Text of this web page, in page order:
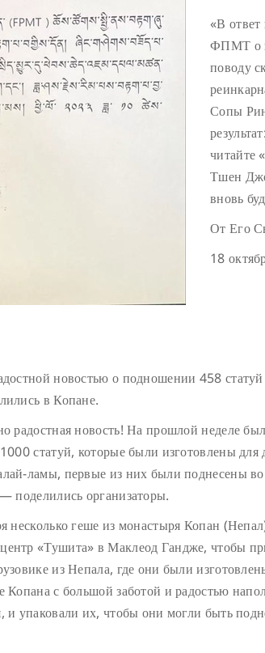
«В ответ
ФПМТ о
поводу
Сопы
Тшен
вновь
От Его
18
новостью о подношении 458
в Копане.
радостная новость! На прошлой неделе
статуй, которые были изготовлены
ламы, первые из них были поднесены
поделились организаторы.
несколько геше из монастыря Копан
«Тушита» в Маклеод Гандже, чтобы
из Непала, где они были
Копана с большой заботой и радостью
и упаковали их, чтобы они могли быть